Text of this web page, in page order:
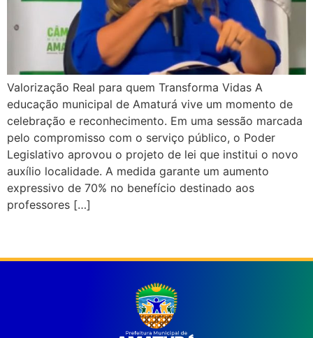
Valorização Real para quem Transforma Vidas A
educação municipal de Amaturá vive um momento de
celebração e reconhecimento. Em uma sessão marcada
pelo compromisso com o serviço público, o Poder
Legislativo aprovou o projeto de lei que institui o novo
auxílio localidade. A medida garante um aumento
expressivo de 70% no benefício destinado aos
professores […]